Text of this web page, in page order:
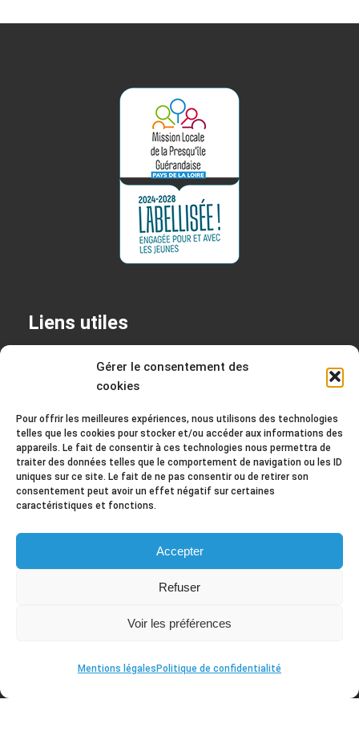
Gérer le consentement des
cookies
Pour offrir les meilleures expériences, nous utilisons des technologies
telles que les cookies pour stocker et/ou accéder aux informations des
appareils. Le fait de consentir à ces technologies nous permettra de
traiter des données telles que le comportement de navigation ou les ID
uniques sur ce site. Le fait de ne pas consentir ou de retirer son
consentement peut avoir un effet négatif sur certaines
caractéristiques et fonctions.
Accepter
Refuser
Voir les préférences
Mentions légales Politique de confidentialité
Liens utiles
Permanences
Mentions légales
+ Politique de confidentialité
Contact
mission@ml-guerande.fr